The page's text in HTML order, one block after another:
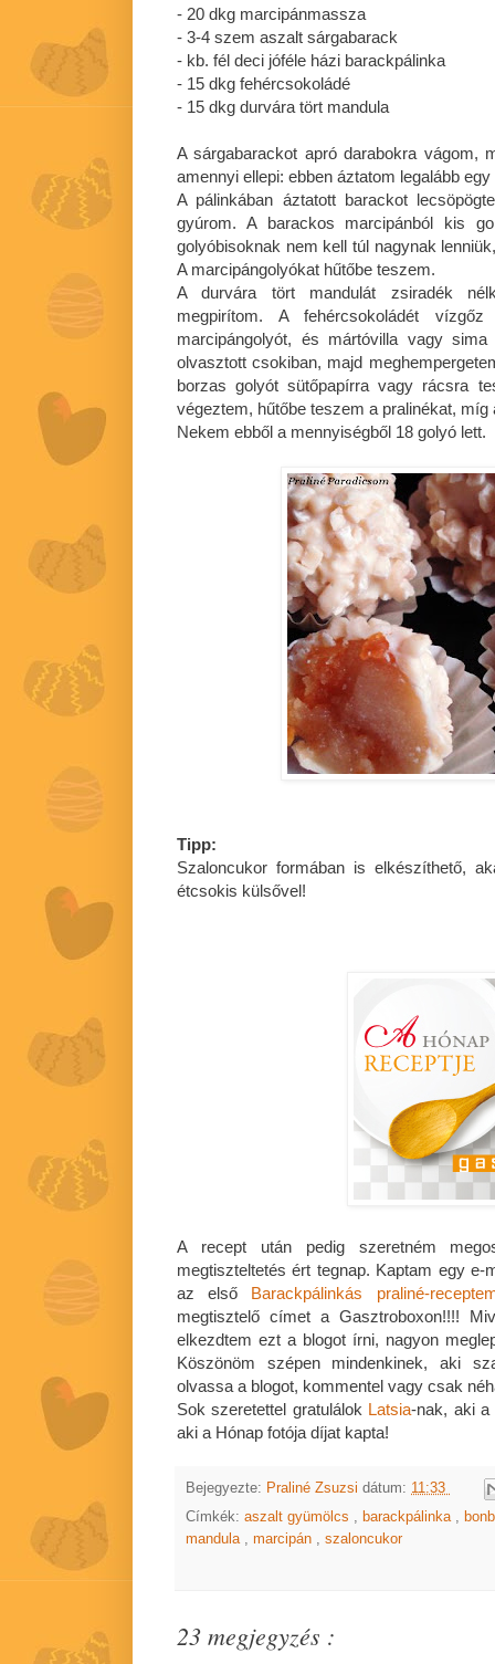
- 20 dkg marcipánmassza
- 3-4 szem aszalt sárgabarack
- kb. fél deci jóféle házi barackpálinka
- 15 dkg fehércsokoládé
- 15 dkg durvára tört mandula
A sárgabarackot apró darabokra vágom,
amennyi ellepi: ebben áztatom legalább egy
A pálinkában áztatott barackot
gyúrom. A barackos marcipánból kis
golyóbisoknak nem kell túl nagynak
A marcipángolyókat hűtőbe teszem.
A durvára tört mandulát zsiradék
megpirítom. A fehércsokoládét
marcipángolyót, és mártóvilla vagy
olvasztott csokiban, majd
borzas golyót sütőpapírra vagy rácsra
végeztem, hűtőbe teszem a pralinékat,
Nekem ebből a mennyiségből 18 golyó lett.
Tipp:
Szaloncukor formában is elkészíthető,
étcsokis külsővel!
A recept után pedig szeretném
megtiszteltetés ért tegnap. Kaptam egy e-
az első Barackpálinkás praliné-
megtisztelő címet a Gasztroboxon!!!!
elkezdtem ezt a blogot írni, nagyon
Köszönöm szépen mindenkinek, aki
olvassa a blogot, kommentel vagy csak
Sok szeretettel gratulálok Latsia-nak, aki a
aki a Hónap fotója díjat kapta!
Bejegyezte: Praliné Zsuzsi dátum: 11:33
Címkék: aszalt gyümölcs , barackpálinka ,
mandula , marcipán , szaloncukor
23 megjegyzés :